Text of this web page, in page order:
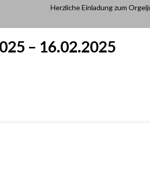
Herzliche Einladung zum
– 16.02.2025